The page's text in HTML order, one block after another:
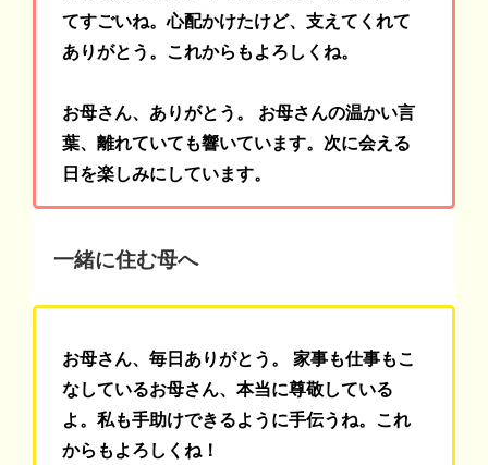
てすごいね。心配かけたけど、支えてくれて
ありがとう。これからもよろしくね。
お母さん、ありがとう。 お母さんの温かい言
葉、離れていても響いています。次に会える
日を楽しみにしています。
一緒に住む母へ
お母さん、毎日ありがとう。 家事も仕事もこ
なしているお母さん、本当に尊敬している
よ。私も手助けできるように手伝うね。これ
からもよろしくね！